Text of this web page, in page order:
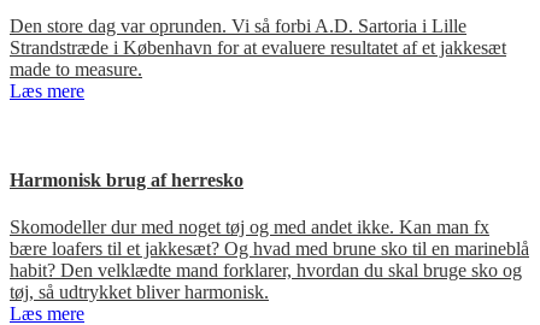
Den store dag var oprunden. Vi så forbi A.D. Sartoria i Lille
Strandstræde i København for at evaluere resultatet af et jakkesæt
made to measure.
Læs mere
Harmonisk brug af herresko
Skomodeller dur med noget tøj og med andet ikke. Kan man fx
bære loafers til et jakkesæt? Og hvad med brune sko til en marineblå
habit? Den velklædte mand forklarer, hvordan du skal bruge sko og
tøj, så udtrykket bliver harmonisk.
Læs mere